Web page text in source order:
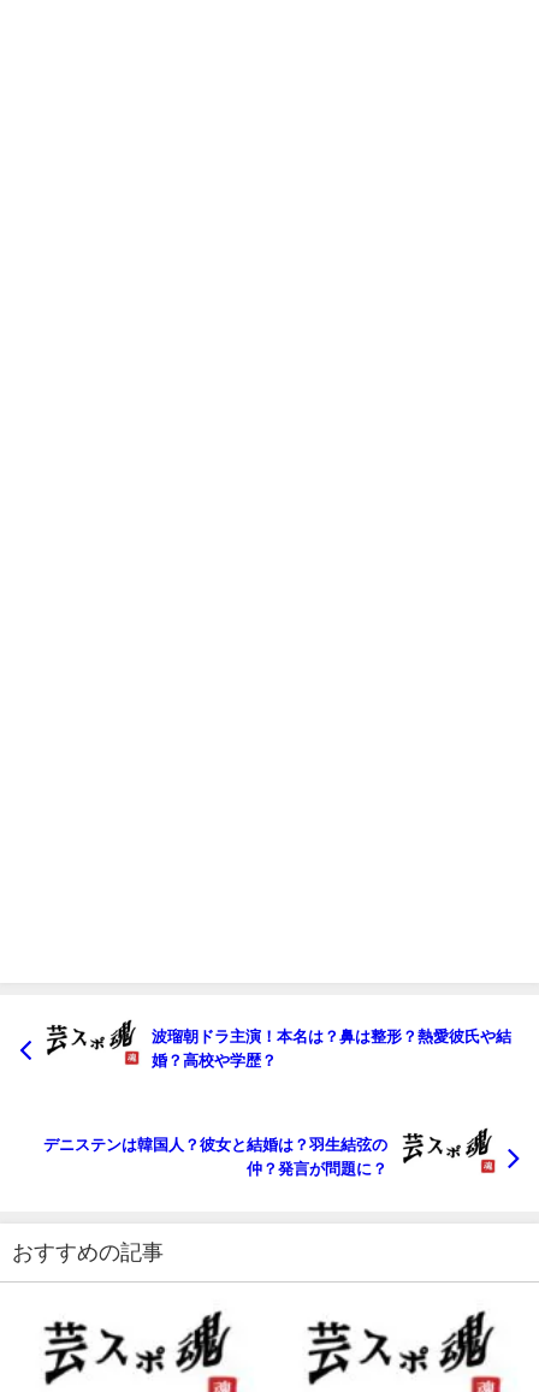
波瑠朝ドラ主演！本名は？鼻は整形？熱愛彼氏や結
婚？高校や学歴？
デニステンは韓国人？彼女と結婚は？羽生結弦の
仲？発言が問題に？
おすすめの記事